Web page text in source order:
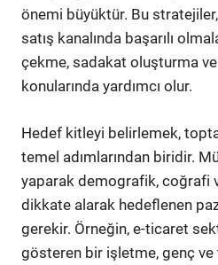
önemi büyüktür. Bu
satış kanalında başarılı
çekme, sadakat oluşturma ve
konularında yardımcı olur.
Hedef kitleyi belirlemek,
temel adımlarından biridir.
yaparak demografik, coğrafi
dikkate alarak hedeflenen
gerekir. Örneğin, e-ticaret
gösteren bir işletme, genç